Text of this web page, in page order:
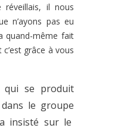
il nous
n’ayons pas eu
quand-même fait
grâce à vous
se produit
le groupe
insisté sur le